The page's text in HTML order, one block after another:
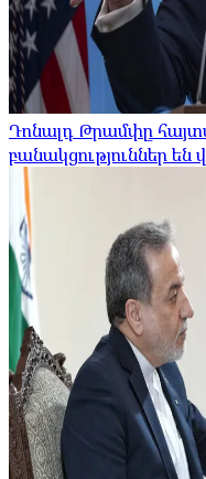
Դոնալդ Թրամփը
բանակցություններ են